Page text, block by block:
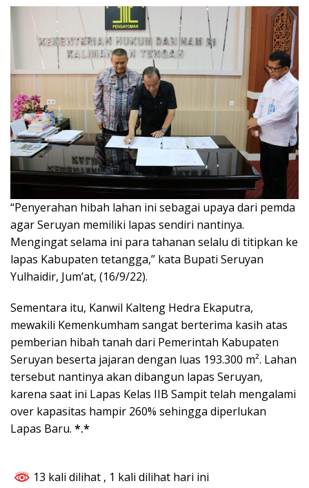
“Penyerahan hibah lahan ini sebagai upaya dari pemda
agar Seruyan memiliki lapas sendiri nantinya.
Mengingat selama ini para tahanan selalu di titipkan ke
lapas Kabupaten tetangga,” kata Bupati Seruyan
Yulhaidir, Jum’at, (16/9/22).
Sementara itu, Kanwil Kalteng Hedra Ekaputra,
mewakili Kemenkumham sangat berterima kasih atas
pemberian hibah tanah dari Pemerintah Kabupaten
Seruyan beserta jajaran dengan luas 193.300 m². Lahan
tersebut nantinya akan dibangun lapas Seruyan,
karena saat ini Lapas Kelas IIB Sampit telah mengalami
over kapasitas hampir 260% sehingga diperlukan
Lapas Baru. *.*
13 kali dilihat , 1 kali dilihat hari ini